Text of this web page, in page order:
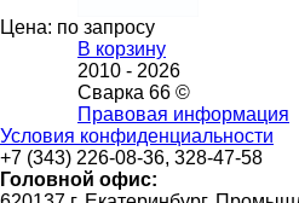
Цена: по запросу
В корзину
2010 - 2026
Сварка 66 ©
Правовая информация
Условия конфиденциальности
+7 (343) 226-08-36, 328-47-58
Головной офис: